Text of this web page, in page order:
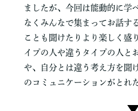
ましたが、今回は能動的に学
なくみんなで集まってお話す
ことも聞けたりより楽しく盛
イプの人や違うタイプの人と
や、自分とは違う考え方を聞
のコミュニケーションがとれ